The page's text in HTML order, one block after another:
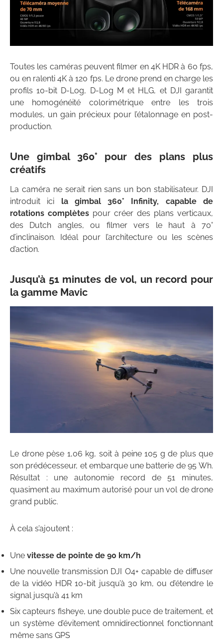
Toutes les caméras peuvent filmer en 4K HDR à 60 fps,
ou en ralenti 4K à 120 fps. Le drone prend en charge les
profils 10-bit D-Log, D-Log M et HLG, et DJI garantit
une homogénéité colorimétrique entre les trois
modules, un gain précieux pour l’étalonnage en post-
production.
Une gimbal 360° pour des plans plus
créatifs
La caméra ne serait rien sans un bon stabilisateur. DJI
introduit ici la gimbal 360° Infinity, capable de
rotations complètes pour créer des plans verticaux,
des Dutch angles, ou filmer vers le haut à 70°
d’inclinaison. Idéal pour l’architecture ou les scènes
d’action.
Jusqu’à 51 minutes de vol, un record pour
la gamme Mavic
Le drone pèse 1,06 kg, soit à peine 105 g de plus que
son prédécesseur, et embarque une batterie de 95 Wh.
Résultat : une autonomie record de 51 minutes,
quasiment au maximum autorisé pour un vol de drone
grand public.
À cela s’ajoutent :
Une vitesse de pointe de 90 km/h
Une nouvelle transmission DJI O4+ capable de diffuser
de la vidéo HDR 10-bit jusqu’à 30 km, ou d’étendre le
signal jusqu’à 41 km
Six capteurs fisheye, une double puce de traitement, et
un système d’évitement omnidirectionnel fonctionnant
même sans GPS